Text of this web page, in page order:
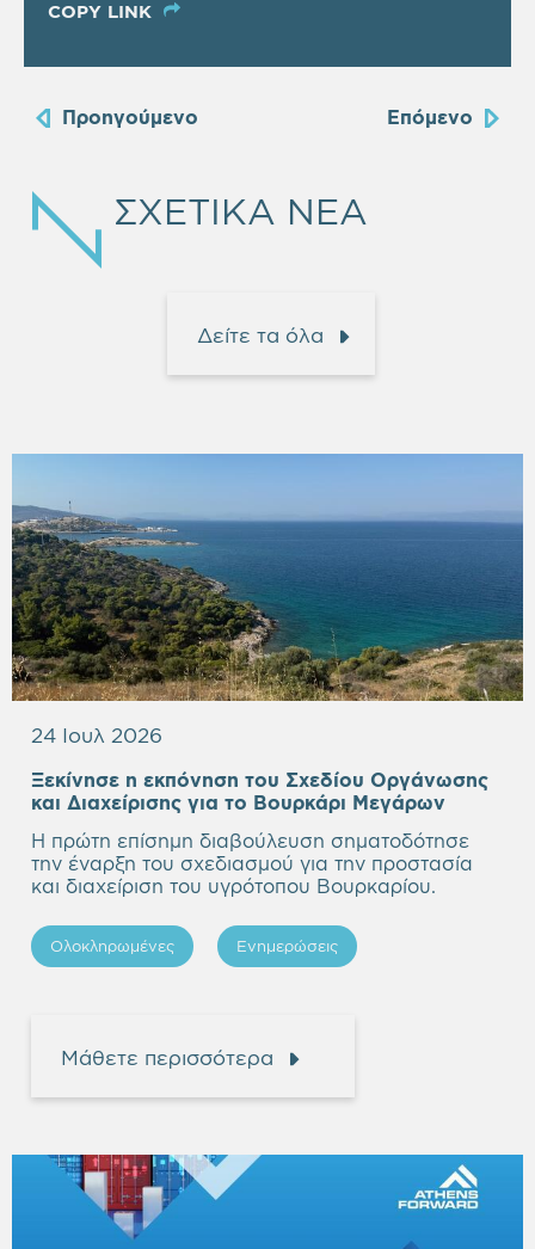
COPY LINK
Προηγούμενο Επόμενο
ΣΧΕΤΙΚΑ ΝΕΑ
Δείτε τα όλα
24 Ιουλ 2026
Ξεκίνησε η εκπόνηση του Σχεδίου Οργάνωσης
και Διαχείρισης για το Βουρκάρι Μεγάρων
Η πρώτη επίσημη διαβούλευση σηματοδότησε
την έναρξη του σχεδιασμού για την προστασία
και διαχείριση του υγρότοπου Βουρκαρίου.
Ολοκληρωμένες Ενημερώσεις
Μάθετε περισσότερα